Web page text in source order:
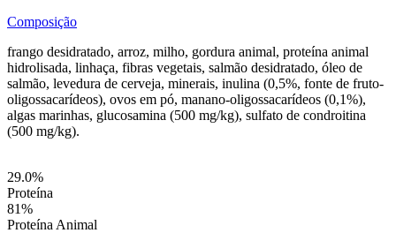
Composição
frango desidratado, arroz, milho, gordura animal, proteína animal
hidrolisada, linhaça, fibras vegetais, salmão desidratado, óleo de
salmão, levedura de cerveja, minerais, inulina (0,5%, fonte de fruto-
oligossacarídeos), ovos em pó, manano-oligossacarídeos (0,1%),
algas marinhas, glucosamina (500 mg/kg), sulfato de condroitina
(500 mg/kg).
29.0%
Proteína
81%
Proteína Animal